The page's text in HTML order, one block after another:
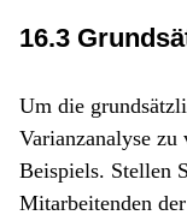
16.3
Um die
Varianzanalyse zu
Beispiels. Stellen
Mitarbeitenden